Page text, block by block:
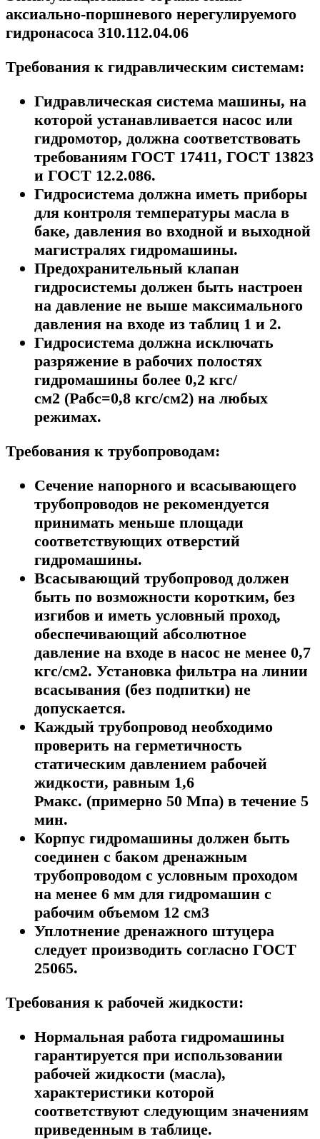
аксиально-поршневого нерегулируемого
гидронасоса 310.112.04.06
Требования к гидравлическим системам:
Гидравлическая система машины, на
которой устанавливается насос или
гидромотор, должна соответствовать
требованиям ГОСТ 17411, ГОСТ 13823
и ГОСТ 12.2.086.
Гидросистема должна иметь приборы
для контроля температуры масла в
баке, давления во входной и выходной
магистралях гидромашины.
Предохранительный клапан
гидросистемы должен быть настроен
на давление не выше максимального
давления на входе из таблиц 1 и 2.
Гидросистема должна исключать
разряжение в рабочих полостях
гидромашины более 0,2 кгс/
см2 (Pабс=0,8 кгс/см2) на любых
режимах.
Требования к трубопроводам:
Сечение напорного и всасывающего
трубопроводов не рекомендуется
принимать меньше площади
соответствующих отверстий
гидромашины.
Всасывающий трубопровод должен
быть по возможности коротким, без
изгибов и иметь условный проход,
обеспечивающий абсолютное
давление на входе в насос не менее 0,7
кгс/см2. Установка фильтра на линии
всасывания (без подпитки) не
допускается.
Каждый трубопровод необходимо
проверить на герметичность
статическим давлением рабочей
жидкости, равным 1,6
Pмакс. (примерно 50 Мпа) в течение 5
мин.
Корпус гидромашины должен быть
соединен с баком дренажным
трубопроводом с условным проходом
на менее 6 мм для гидромашин с
рабочим объемом 12 см3
Уплотнение дренажного штуцера
следует производить согласно ГОСТ
25065.
Требования к рабочей жидкости:
Нормальная работа гидромашины
гарантируется при использовании
рабочей жидкости (масла),
характеристики которой
соответствуют следующим значениям
приведенным в таблице.